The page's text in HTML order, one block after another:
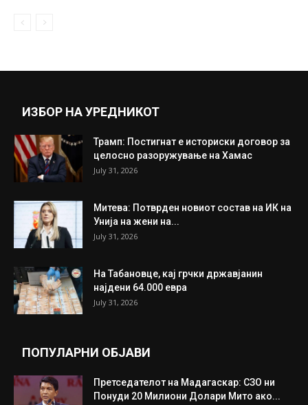
ИЗБОР НА УРЕДНИКОТ
Трамп: Постигнат е историски договор за
целосно разоружување на Хамас
July 31, 2026
Митева: Потврден новиот состав на ИК на
Унија на жени на...
July 31, 2026
На Табановце, кај грчки државјанин
најдени 64.000 евра
July 31, 2026
ПОПУЛАРНИ ОБЈАВИ
Претседателот на Мадагаскар: СЗО ни
Понуди 20 Милиони Долари Мито ако...